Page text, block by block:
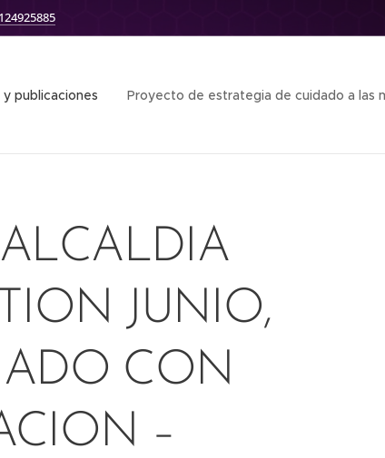
publicaciones Proyecto de estrategia de cuidado a las
JUNIO,
CON
–